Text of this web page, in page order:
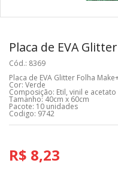
Placa de EVA
Cód.: 8369
Placa de EVA Glitter Folha
Cor: Verde
Composição: Etil, vinil e acetato
Tamanho: 40cm x 60cm
Pacote: 10 unidades
Codigo: 9742
R$ 8,23